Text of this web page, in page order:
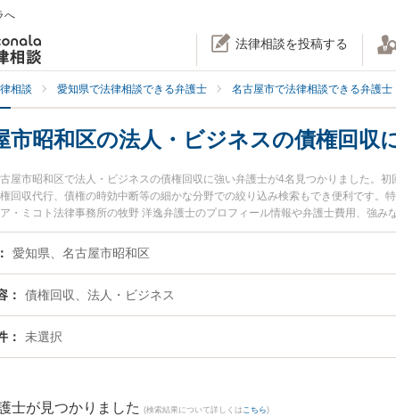
へ
法律相談を投稿する
相談 愛知県で法律相談できる弁護士 名古屋市で法律相談できる弁護士
市昭和区の法人・ビジネスの債権回収
屋市昭和区で法人・ビジネスの債権回収に強い弁護士が4名見つかりました。
回収代行、債権の時効中断等の細かな分野での絞り込み検索もでき便利です
・ミコト法律事務所の牧野 洋逸弁護士のプロフィール情報や弁護士費用、強
トラブルを今すぐに弁護士に相談したい』『法人・ビジネスの債権回収のト
法律相談できる名古屋市昭和区内の弁護士に相談予約したい』などでお困りの相
愛知県、名古屋市昭和区
債権回収、法人・ビジネス
未選択
士が見つかりました (検索結果について詳しくは こちら)